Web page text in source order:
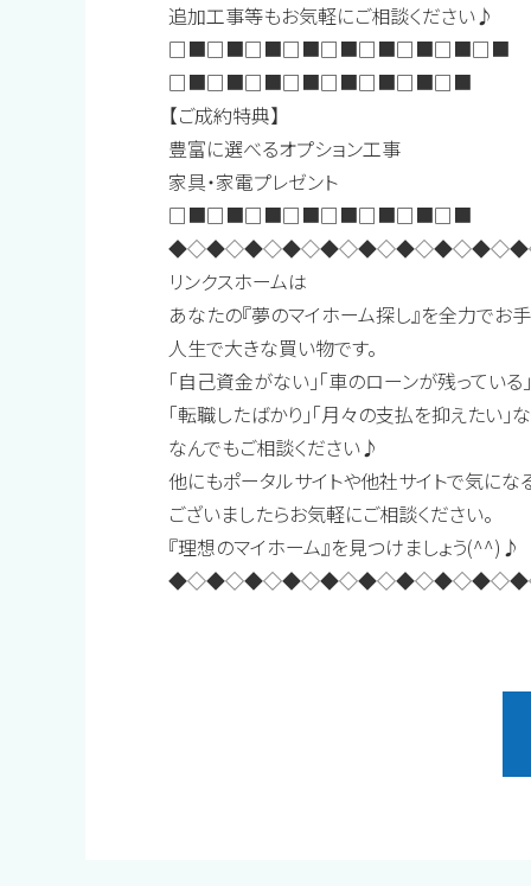
追加工事等もお気軽にご相談ください♪
□■□■□■□■□■□■□■□■□■
□■□■□■□■□■□■□■□■
【ご成約特典】
豊富に選べるオプション工事
家具・家電プレゼント
□■□■□■□■□■□■□■□■
リンクスホームは
あなたの『夢のマイホーム探し』を全力でお
人生で大きな買い物です。
「自己資金がない」「車のローンが残っている」
「転職したばかり」「月々の支払を抑えたい」
なんでもご相談ください♪
他にもポータルサイトや他社サイトで気にな
ございましたらお気軽にご相談ください。
『理想のマイホーム』を見つけましょう(^^)♪